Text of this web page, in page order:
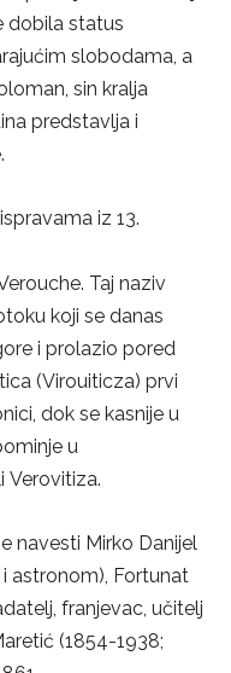
dobila status
slobodama, a
sin kralja
predstavlja i
iz 13.
Taj naziv
koji se danas
i prolazio pored
(Virouiticza) prvi
dok se kasnije u
u
Verovitiza.
navesti Mirko Danijel
astronom), Fortunat
franjevac, učitelj
(1854-1938;